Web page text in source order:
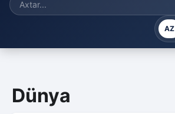
AZ
Dünya